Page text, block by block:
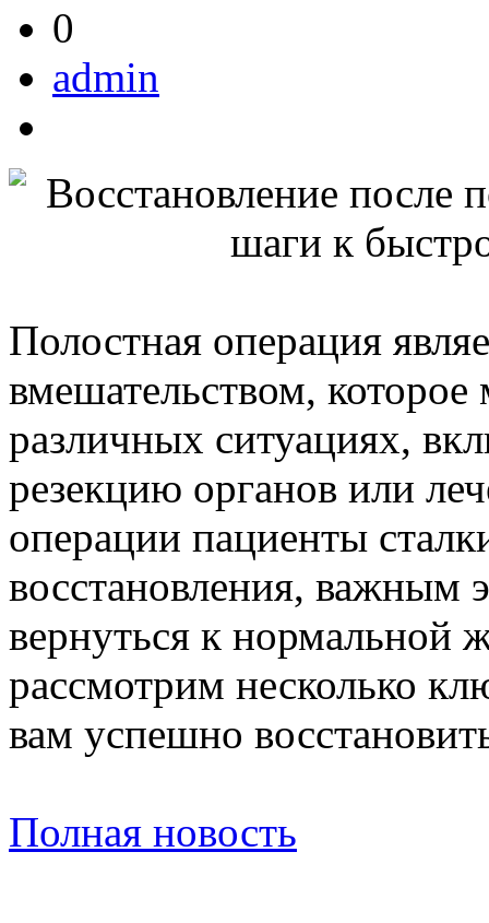
0
admin
Полостная операция
вмешательством, которое
различных ситуациях,
резекцию органов или
операции пациенты
восстановления, важным
вернуться к нормальной
рассмотрим несколько
вам успешно
Полная новость